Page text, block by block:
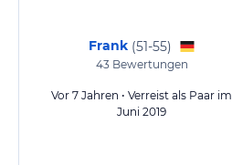
Frank (51-55)
43Bewertungen
Vor 7 Jahren • Verreist als Paar im
Juni 2019